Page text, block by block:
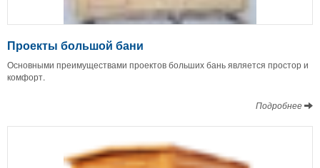
Проекты большой бани
Основными преимуществами проектов больших бань является простор и
комфорт.
Подробнее